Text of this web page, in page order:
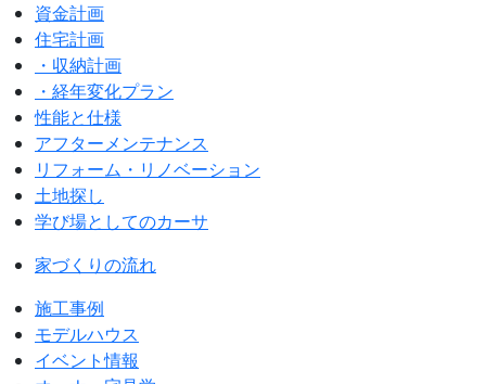
資金計画
住宅計画
・収納計画
・経年変化プラン
性能と仕様
アフターメンテナンス
リフォーム・リノベーション
土地探し
学び場としてのカーサ
家づくりの流れ
施工事例
モデルハウス
イベント情報